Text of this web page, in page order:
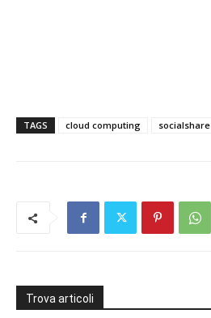
TAGS cloud computing socialshare
Trova articoli